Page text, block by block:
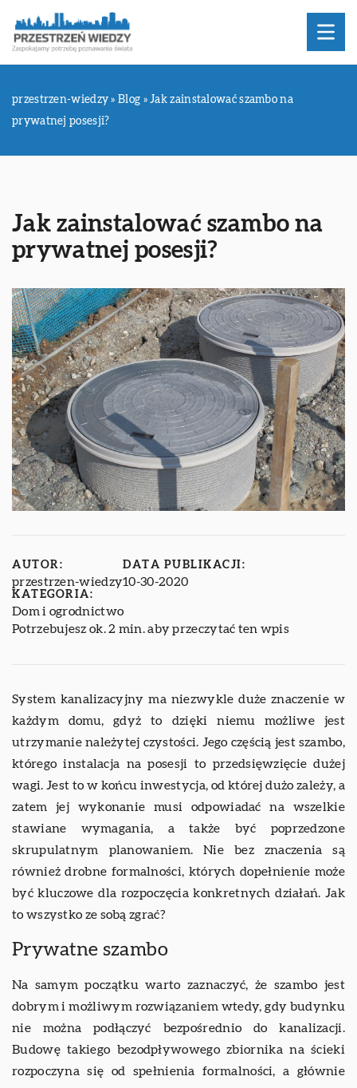
przestrzen-wiedzy »Blog »Jak zainstalować szambo na
prywatnej posesji?
Jak zainstalować szambo na
prywatnej posesji?
AUTOR:
przestrzen-wiedzy
DATA PUBLIKACJI:
10-30-2020
KATEGORIA:
Dom i ogrodnictwo
Potrzebujesz ok. 2 min. aby przeczytać ten wpis
System kanalizacyjny ma niezwykle duże znaczenie w
każdym domu, gdyż to dzięki niemu możliwe jest
utrzymanie należytej czystości. Jego częścią jest szambo,
którego instalacja na posesji to przedsięwzięcie dużej
wagi. Jest to w końcu inwestycja, od której dużo zależy, a
zatem jej wykonanie musi odpowiadać na wszelkie
stawiane wymagania, a także być poprzedzone
skrupulatnym planowaniem. Nie bez znaczenia są
również drobne formalności, których dopełnienie może
być kluczowe dla rozpoczęcia konkretnych działań. Jak
to wszystko ze sobą zgrać?
Prywatne szambo
Na samym początku warto zaznaczyć, że szambo jest
dobrym i możliwym rozwiązaniem wtedy, gdy budynku
nie można podłączyć bezpośrednio do kanalizacji.
Budowę takiego bezodpływowego zbiornika na ścieki
rozpoczyna się od spełnienia formalności, a głównie